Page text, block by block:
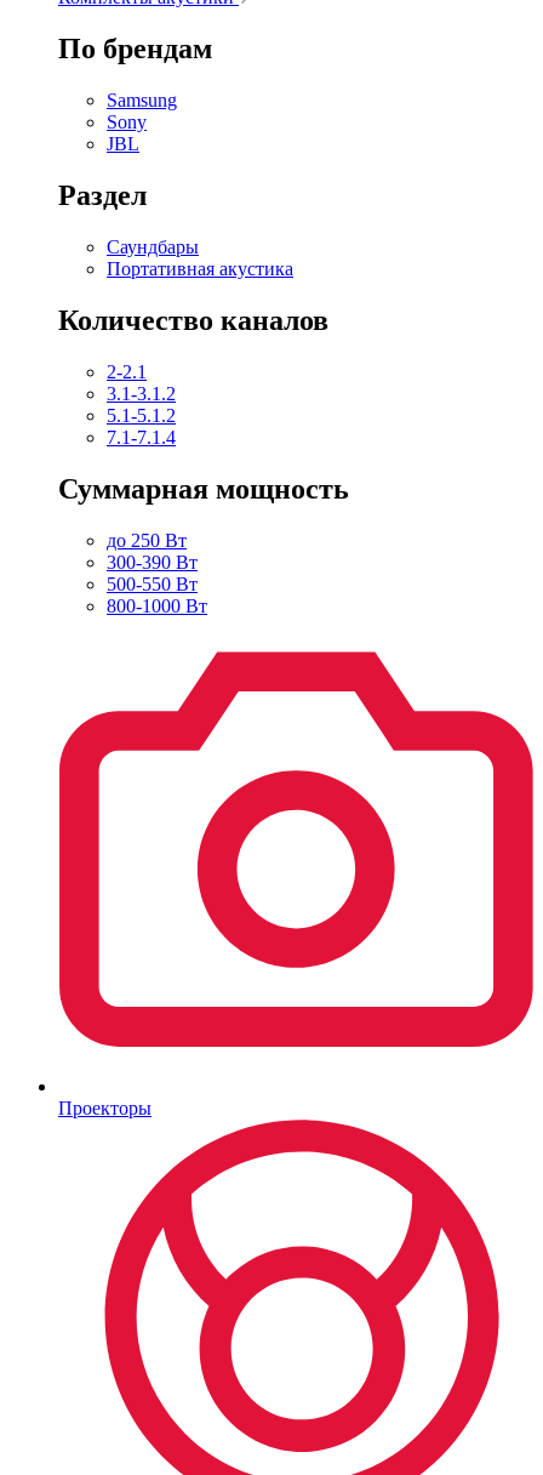
По брендам
Samsung
Sony
JBL
Раздел
Саундбары
Портативная акустика
Количество каналов
2-2.1
3.1-3.1.2
5.1-5.1.2
7.1-7.1.4
Суммарная мощность
до 250 Вт
300-390 Вт
500-550 Вт
800-1000 Вт
Проекторы